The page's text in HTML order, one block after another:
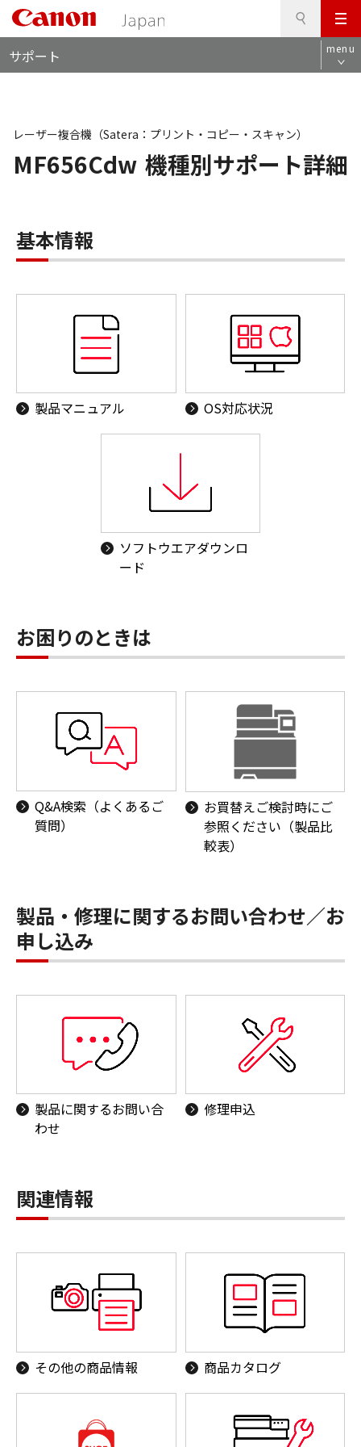
メ
ニ
ュ
サポート menu
MF656Cdw 機種別サポート詳細
レーザー複合機（Satera：プリント・コピー・スキャン）
基本情報
製品マニュアル OS対応状況
ソフトウエアダウンロ
ード
お困りのときは
Q&A検索（よくあるご
質問）
お買替えご検討時にご
参照ください（製品比
較表）
製品・修理に関するお問い合わせ／お
申し込み
製品に関するお問い合
わせ
修理申込
関連情報
その他の商品情報 商品カタログ